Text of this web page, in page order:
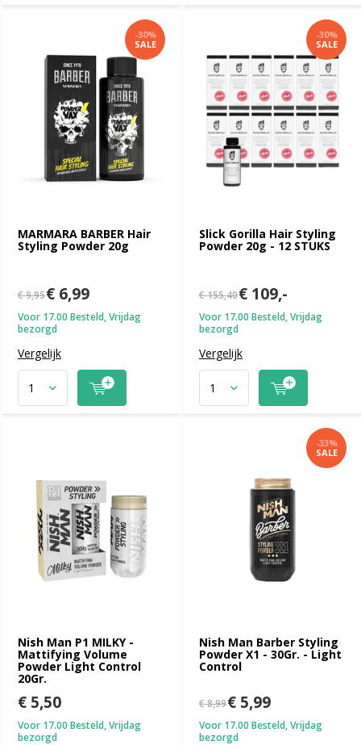
MARMARA BARBER Hair
Styling Powder 20g
-30%
SALE
€ 9,95€ 6,99
Voor 17.00 Besteld, Vrijdag
bezorgd
Vergelijk
Slick Gorilla Hair Styling
Powder 20g - 12 STUKS
-30%
SALE
€ 155,40€ 109,-
Voor 17.00 Besteld, Vrijdag
bezorgd
Vergelijk
Nish Man P1 MILKY -
Mattifying Volume
Powder Light Control
20Gr.
€ 5,50
Voor 17.00 Besteld, Vrijdag
bezorgd
Nish Man Barber Styling
Powder X1 - 30Gr. - Light
Control
-33%
SALE
€ 8,99€ 5,99
Voor 17.00 Besteld, Vrijdag
bezorgd